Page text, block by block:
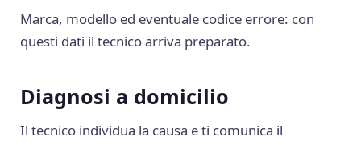
Marca, modello ed eventuale codice errore: con
questi dati il tecnico arriva preparato.
Diagnosi a domicilio
Il tecnico individua la causa e ti comunica il